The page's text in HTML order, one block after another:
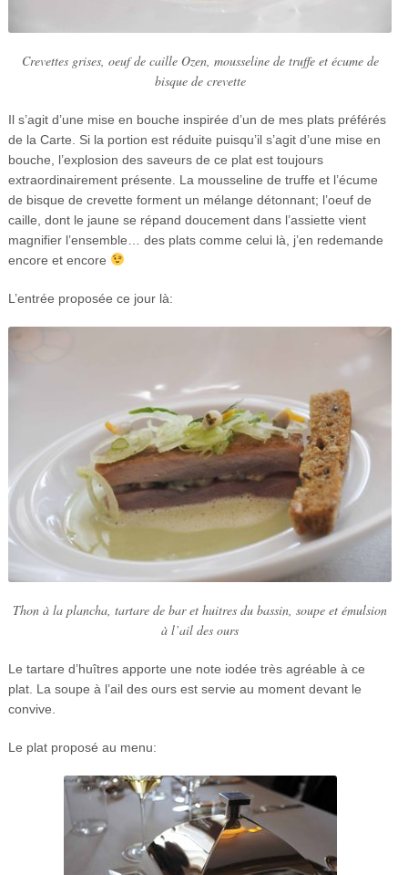
Crevettes grises, oeuf de caille Ozen, mousseline de truffe et écume de
bisque de crevette
Il s’agit d’une mise en bouche inspirée d’un de mes plats préférés
de la Carte. Si la portion est réduite puisqu’il s’agit d’une mise en
bouche, l’explosion des saveurs de ce plat est toujours
extraordinairement présente. La mousseline de truffe et l’écume
de bisque de crevette forment un mélange détonnant; l’oeuf de
caille, dont le jaune se répand doucement dans l’assiette vient
magnifier l’ensemble… des plats comme celui là, j’en redemande
encore et encore
L’entrée proposée ce jour là:
Thon à la plancha, tartare de bar et huitres du bassin, soupe et émulsion
à l’ail des ours
Le tartare d’huîtres apporte une note iodée très agréable à ce
plat. La soupe à l’ail des ours est servie au moment devant le
convive.
Le plat proposé au menu: